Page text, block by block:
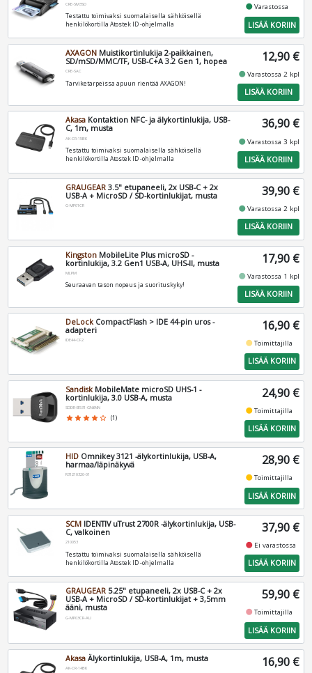
CRE-SM3SD
Testattu toimivaksi suomalaisella sähköisellä
henkilökortilla Atostek ID -ohjelmalla
fiber_manual_recordVarastossa
LISÄÄ KORIIN
AXAGON Muistikortinlukija 2-paikkainen,
SD/mSD/MMC/TF, USB-C+A 3.2 Gen 1, hopea
CRE-SAC
Tarviketarpeissa apuun rientää AXAGON!
12,90 €
fiber_manual_recordVarastossa 2 kpl
LISÄÄ KORIIN
Akasa Kontaktion NFC- ja älykortinlukija, USB-
C, 1m, musta
AK-CR-15BK
Testattu toimivaksi suomalaisella sähköisellä
henkilökortilla Atostek ID -ohjelmalla
36,90 €
fiber_manual_recordVarastossa 3 kpl
LISÄÄ KORIIN
GRAUGEAR 3.5" etupaneeli, 2x USB-C + 2x
USB-A + MicroSD / SD-kortinlukijat, musta
G-MP01CR
39,90 €
fiber_manual_recordVarastossa 2 kpl
LISÄÄ KORIIN
Kingston MobileLite Plus microSD -
kortinlukija, 3.2 Gen1 USB-A, UHS-II, musta
MLPM
Seuraavan tason nopeus ja suorituskyky!
17,90 €
fiber_manual_recordVarastossa 1 kpl
LISÄÄ KORIIN
DeLockCompactFlash > IDE 44-pin uros -
adapteri
IDE44-CF2
16,90 €
fiber_manual_recordToimittajilla
LISÄÄ KORIIN
Sandisk MobileMate microSD UHS-1 -
kortinlukija, 3.0 USB-A, musta
SDDR-B531-GN6NN
star star star star star_border (1)
24,90 €
fiber_manual_recordToimittajilla
LISÄÄ KORIIN
HID Omnikey 3121 -älykortinlukija, USB-A,
harmaa/läpinäkyvä
R31210320-01
28,90 €
fiber_manual_recordToimittajilla
LISÄÄ KORIIN
SCM IDENTIV uTrust 2700R -älykortinlukija, USB-
C, valkoinen
210053
Testattu toimivaksi suomalaisella sähköisellä
henkilökortilla Atostek ID -ohjelmalla
37,90 €
fiber_manual_record Ei varastossa
LISÄÄ KORIIN
GRAUGEAR 5.25" etupaneeli, 2x USB-C + 2x
USB-A + MicroSD / SD-kortinlukijat + 3,5mm
ääni, musta
G-MP03CR-AU
59,90 €
fiber_manual_recordToimittajilla
LISÄÄ KORIIN
Akasa Älykortinlukija, USB-A, 1m, musta
AK-CR-14BK 16,90 €